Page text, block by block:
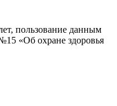
пользование данным
«Об охране здоровья